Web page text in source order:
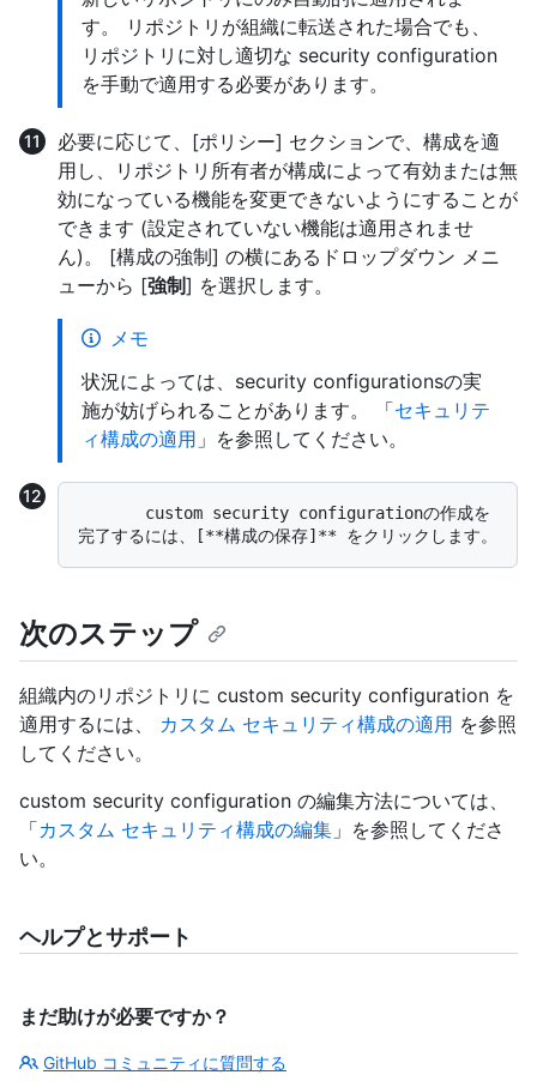
す。 リポジトリが組織に転送された場合でも、
リポジトリに対し適切な security configuration
を手動で適用する必要があります。
必要に応じて、[ポリシー] セクションで、構成を適
用し、リポジトリ所有者が構成によって有効または無
効になっている機能を変更できないようにすることが
できます (設定されていない機能は適用されませ
ん)。 [構成の強制] の横にあるドロップダウン メニ
ューから [強制] を選択します。
メモ
状況によっては、security configurationsの実
施が妨げられることがあります。 「セキュリテ
ィ構成の適用 」を参照してください。
次のステップ
組織内のリポジトリに custom security configuration を
適用するには、 カスタム セキュリティ構成の適用 を参照
してください。
custom security configuration の編集方法については、
「カスタム セキュリティ構成の編集 」を参照してくださ
い。
ヘルプとサポート
まだ助けが必要ですか？
GitHub コミュニティに質問する